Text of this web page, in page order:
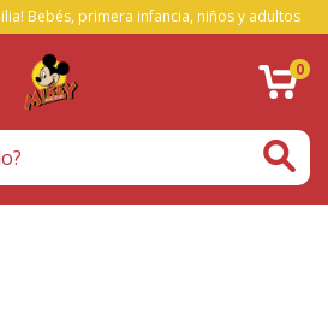
Bebés, primera infancia, niños y adultos
0